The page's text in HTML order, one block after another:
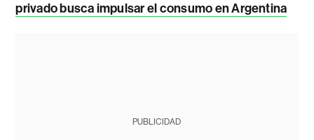
privado busca impulsar el consumo en Argentina
PUBLICIDAD